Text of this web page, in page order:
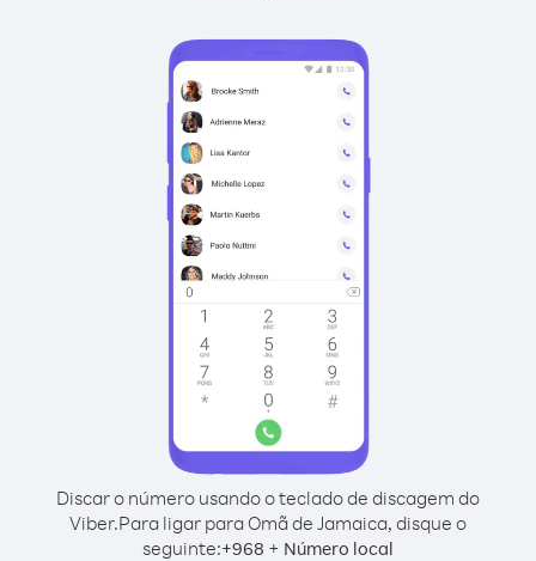
Discar o número usando o teclado de discagem do
Viber.Para ligar para Omã de Jamaica, disque o
seguinte:+968 + Número local